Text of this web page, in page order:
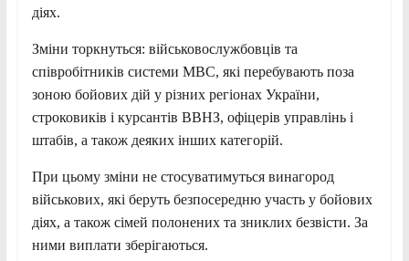
діях.
Зміни торкнуться: військовослужбовців та
співробітників системи МВС, які перебувають поза
зоною бойових дій у різних регіонах України,
строковиків і курсантів ВВНЗ, офіцерів управлінь і
штабів, а також деяких інших категорій.
При цьому зміни не стосуватимуться винагород
військових, які беруть безпосередню участь у бойових
діях, а також сімей полонених та зниклих безвісти. За
ними виплати зберігаються.